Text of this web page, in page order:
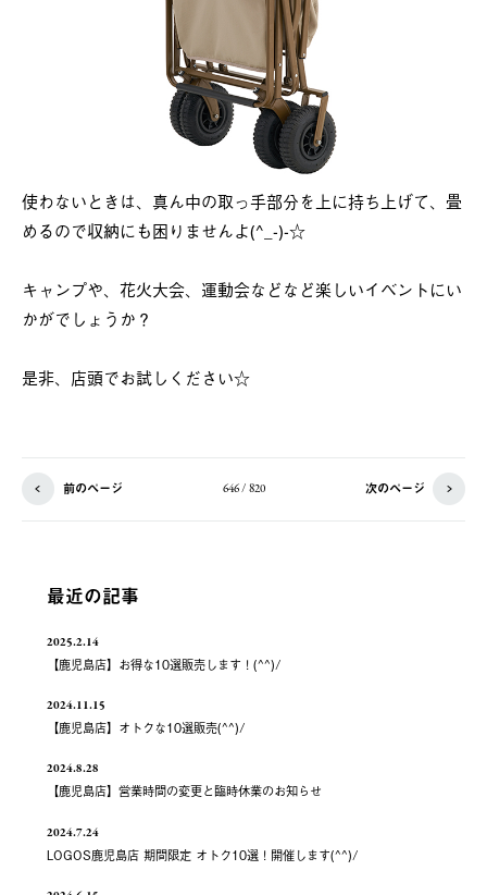
使わないときは、真ん中の取っ手部分を上に持ち上げて、畳
めるので収納にも困りませんよ(^_-)-☆
キャンプや、花火大会、運動会などなど楽しいイベントにい
かがでしょうか？
是非、店頭でお試しください☆
前のページ 646 / 820 次のページ
最近の記事
2025.2.14
【鹿児島店】お得な10選販売します！(^^)/
2024.11.15
【鹿児島店】オトクな10選販売(^^)/
2024.8.28
【鹿児島店】営業時間の変更と臨時休業のお知らせ
2024.7.24
LOGOS鹿児島店 期間限定 オトク10選！開催します(^^)/